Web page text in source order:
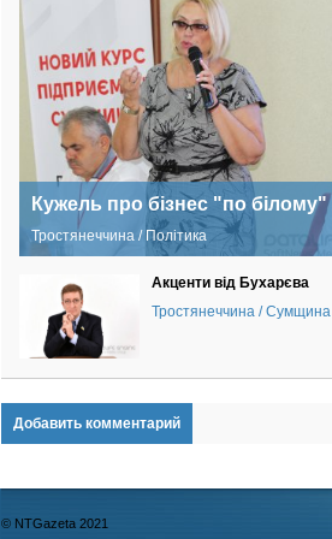
Кужель про бізнес "по білому"
Тростянеччина / Політика
Акценти від Бухарєва
Тростянеччина / Сумщина
Добавить комментарий
© NTGazeta 2021